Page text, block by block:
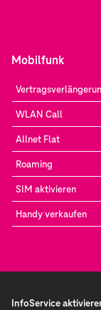
Mobilfunk
WLAN Call
Allnet Flat
Roaming
SIM aktivieren
Handy verkaufen
InfoService